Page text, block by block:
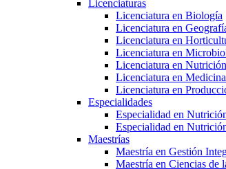
Licenciaturas
Licenciatura en Biología
Licenciatura en
Licenciatura en
Licenciatura en
Licenciatura en Nutrición
Licenciatura en
Licenciatura en
Especialidades
Especialidad en
Especialidad en
Maestrías
Maestría en Gestión
Maestría en Ciencias de